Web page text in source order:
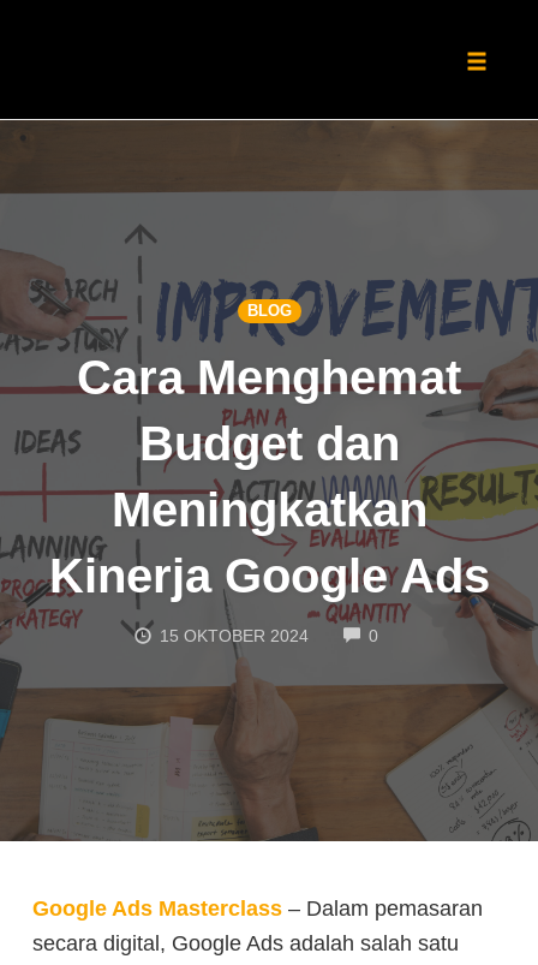
Skip
BLOG
Cara Menghemat
Budget dan
Meningkatkan
Kinerja Google Ads
15 OKTOBER 2024 0COMMENTS
Google Ads Masterclass – Dalam pemasaran
secara digital, Google Ads adalah salah satu